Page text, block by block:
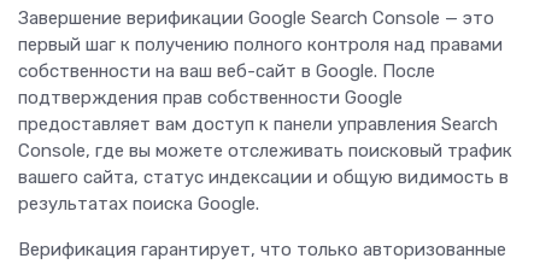
Завершение верификации Google Search Console — это
первый шаг к получению полного контроля над правами
собственности на ваш веб-сайт в Google. После
подтверждения прав собственности Google
предоставляет вам доступ к панели управления Search
Console, где вы можете отслеживать поисковый трафик
вашего сайта, статус индексации и общую видимость в
результатах поиска Google.
Верификация гарантирует, что только авторизованные